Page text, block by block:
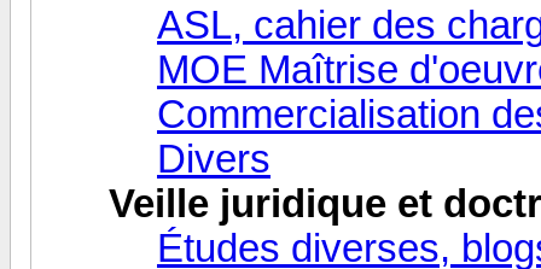
ASL, cahier des
MOE Maîtrise
Commercialisation
Divers
Veille juridique et
Études diverses,